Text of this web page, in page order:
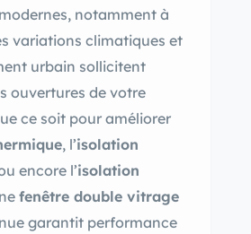
notamment à
variations climatiques et
urbain sollicitent
ouvertures de votre
ce soit pour améliorer
, l’isolation
encore l’isolation
fenêtre double vitrage
garantit performance